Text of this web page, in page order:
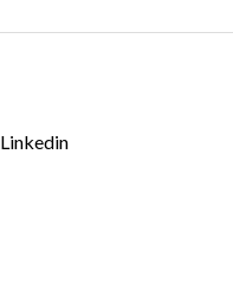
Linkedin